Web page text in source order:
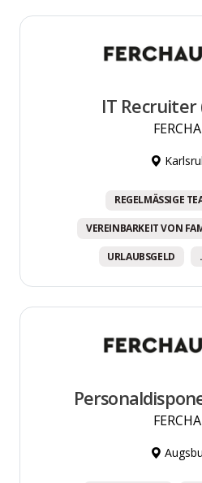
IT
REGELMÄSSIGE
VEREINBARKEIT VON
URLAUBSGELD